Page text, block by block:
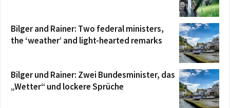
Bilger and Rainer: Two federal ministers,
the ‘weather’ and light-hearted remarks
Bilger und Rainer: Zwei Bundesminister, das
„Wetter“ und lockere Sprüche